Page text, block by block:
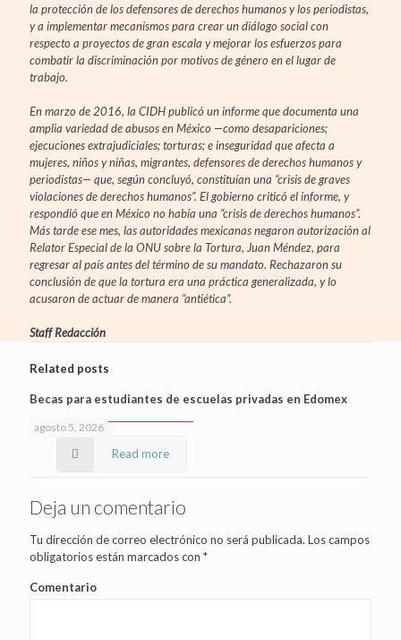
la protección de los defensores de derechos humanos y los periodistas,
y a implementar mecanismos para crear un diálogo social con
respecto a proyectos de gran escala y mejorar los esfuerzos para
combatir la discriminación por motivos de género en el lugar de
trabajo.
En marzo de 2016, la CIDH publicó un informe que documenta una
amplia variedad de abusos en México —como desapariciones;
ejecuciones extrajudiciales; torturas; e inseguridad que afecta a
mujeres, niños y niñas, migrantes, defensores de derechos humanos y
periodistas— que, según concluyó, constituían una “crisis de graves
violaciones de derechos humanos”. El gobierno criticó el informe, y
respondió que en México no había una “crisis de derechos humanos”.
Más tarde ese mes, las autoridades mexicanas negaron autorización al
Relator Especial de la ONU sobre la Tortura, Juan Méndez, para
regresar al país antes del término de su mandato. Rechazaron su
conclusión de que la tortura era una práctica generalizada, y lo
acusaron de actuar de manera “antiética”.
Staff Redacción
Related posts
agosto 5, 2026
Becas para estudiantes de escuelas privadas en Edomex
Read more
Deja un comentario
Tu dirección de correo electrónico no será publicada. Los campos
obligatorios están marcados con *
Comentario